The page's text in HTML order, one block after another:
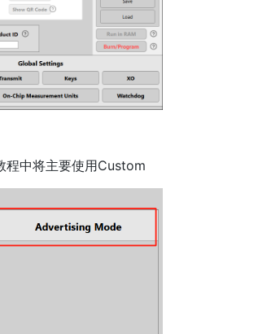
中将主要使用Custom